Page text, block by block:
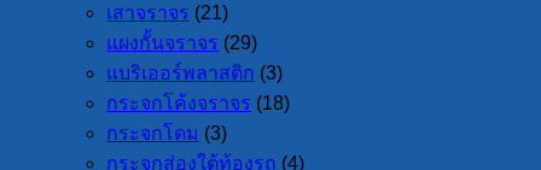
เสาจราจร (21)
แผงกั้นจราจร (29)
แบริเออร์พลาสติก (3)
กระจกโค้งจราจร (18)
กระจกโดม (3)
กระจกส่องใต้ท้องรถ (4)